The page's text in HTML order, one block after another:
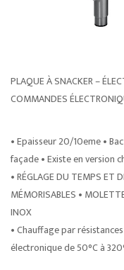
PLAQUE À SNACKER –
COMMANDES
• Epaisseur 20/10eme •
façade • Existe en version
• RÉGLAGE DU TEMPS ET
MÉMORISABLES •
INOX
• Chauffage par
électronique de 50°C à